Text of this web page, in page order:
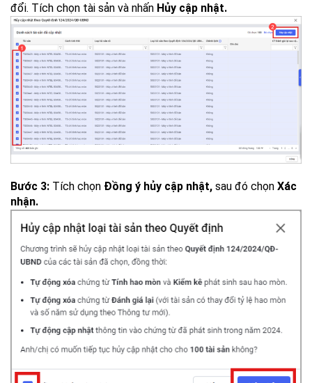
đổi. Tích chọn tài sản và nhấn Hủy cập nhật.
Bước 3: Tích chọn Đồng ý hủy cập nhật, sau đó chọn Xác
nhận.